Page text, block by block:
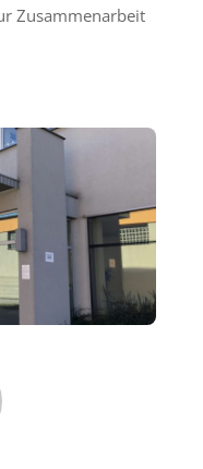
Zusammenarbeit